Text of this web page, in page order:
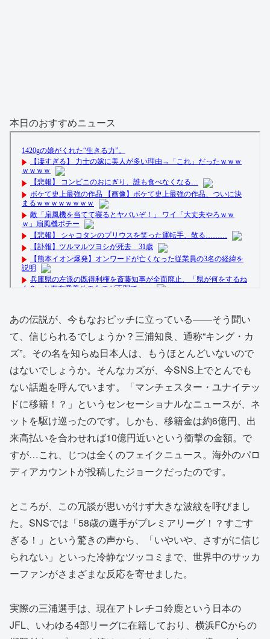
本日のおすすめニュース
あの伝説が、今もなおピッチに立っている——そう聞い
て、信じられるでしょうか？三浦知良、通称“キング・カ
ズ”。その名を知らぬ日本人は、もうほとんどいないので
はないでしょうか。そんなカズが、今SNS上でとんでも
ない話題を呼んでいます。「マンチェスター・ユナイテッ
ドに移籍！？」というセンセーショナルなニュースが、ネ
ットを駆け巡ったのです。しかも、移籍金は約6億円、出
来高払いを合わせれば10億円近いという衝撃の金額。で
すが…これ、じつは全くのフェイクニュース。海外のパロ
ディアカウントが投稿したジョークだったのです。
ところが、この冗談が思いがけず大きな波紋を呼びまし
た。SNSでは「58歳の選手がプレミアリーグ！？すごす
ぎる！」という驚きの声から、「いやいや、さすがに信じ
られない」といった冷静なツッコミまで、世界中のサッカ
ーファンがさまざまな反応を寄せました。
実際の三浦選手は、現在アトレチコ鈴鹿という日本の
JFL、いわゆる4部リーグに在籍しており、横浜FCからの